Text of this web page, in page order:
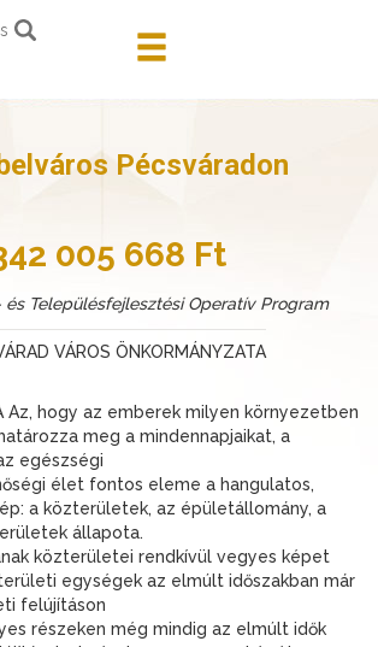
Pécsváradon
005 668 Ft
és Településfejlesztési Operatív Program
VÁROS ÖNKORMÁNYZATA
Az, hogy az emberek milyen környezetben
meg a mindennapjaikat, a
egészségi
élet fontos eleme a hangulatos,
a közterületek, az épületállomány, a
állapota.
közterületei rendkívül vegyes képet
egységek az elmúlt időszakban már
felújításon
részeken még mindig az elmúlt idők